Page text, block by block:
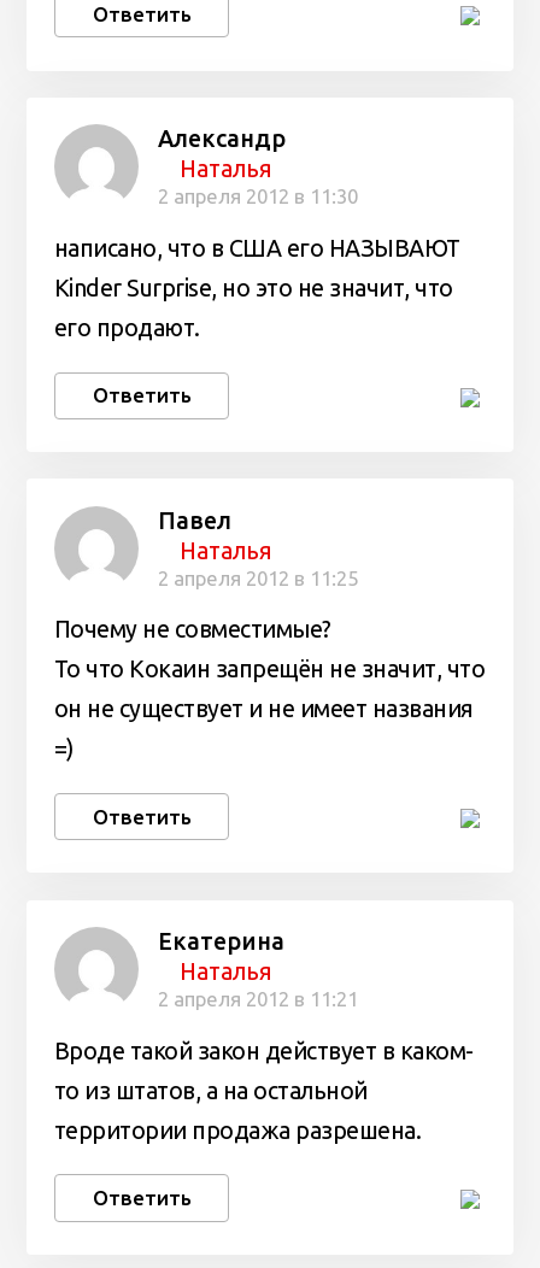
Ответить
Александр
Наталья
2 апреля 2012 в 11:30
написано, что в США его НАЗЫВАЮТ
Kinder Surprise, но это не значит, что
его продают.
Ответить
Павел
Наталья
2 апреля 2012 в 11:25
Почему не совместимые?
То что Кокаин запрещён не значит, что
он не существует и не имеет названия
=)
Ответить
Екатерина
Наталья
2 апреля 2012 в 11:21
Вроде такой закон действует в каком-
то из штатов, а на остальной
территории продажа разрешена.
Ответить